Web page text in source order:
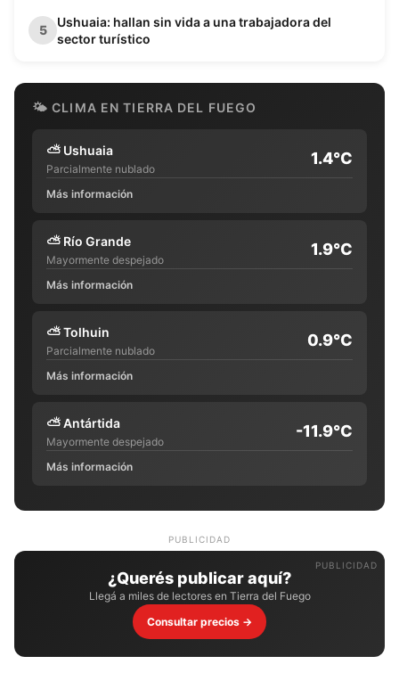
5
Ushuaia: hallan sin vida a una trabajadora del
sector turístico
🌤 CLIMA EN TIERRA DEL FUEGO
⛅ Ushuaia
Parcialmente nublado
1.4°C
Más información
⛅ Río Grande
Mayormente despejado
1.9°C
Más información
⛅Tolhuin
Parcialmente nublado
0.9°C
Más información
⛅Antártida
Mayormente despejado
-11.9°C
Más información
PUBLICIDAD
¿Querés publicar aquí?
Llegá a miles de lectores en Tierra del Fuego
Consultar precios →